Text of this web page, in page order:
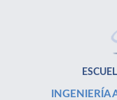
INGENIERÍA